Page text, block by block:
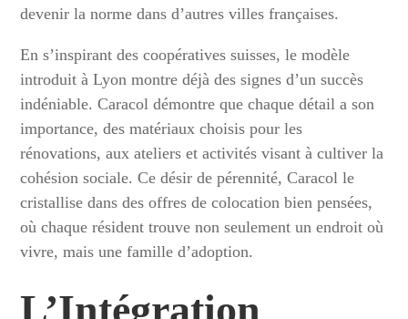
devenir la norme dans d’autres villes françaises.
En s’inspirant des coopératives suisses, le modèle
introduit à Lyon montre déjà des signes d’un succès
indéniable. Caracol démontre que chaque détail a son
importance, des matériaux choisis pour les
rénovations, aux ateliers et activités visant à cultiver la
cohésion sociale. Ce désir de pérennité, Caracol le
cristallise dans des offres de colocation bien pensées,
où chaque résident trouve non seulement un endroit où
vivre, mais une famille d’adoption.
L’Intégration